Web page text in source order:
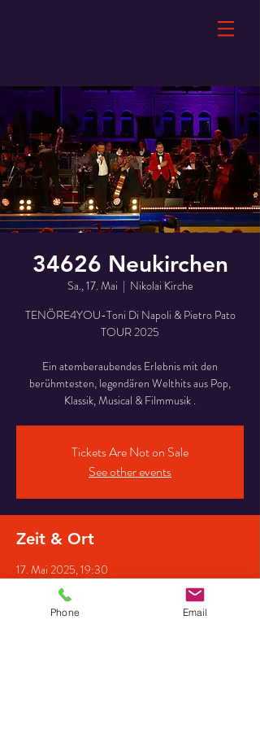
34626 Neukirchen
Sa., 17. Mai
  |
Nikolai Kirche
TENÖRE4YOU-Toni Di Napoli & Pietro Pato
TOUR 2025
Ein atemberaubendes Erlebnis mit den
berühmtesten, legendären Welthits aus Pop,
Klassik, Musical & Filmmusik .
Tickets Are Not on Sale
See other events
Zeit & Ort
17. Mai 2025, 19:30
Nikolai Kirche, Marktpl. 11, 34626 Neukirchen,
Deutschland
Phone Email